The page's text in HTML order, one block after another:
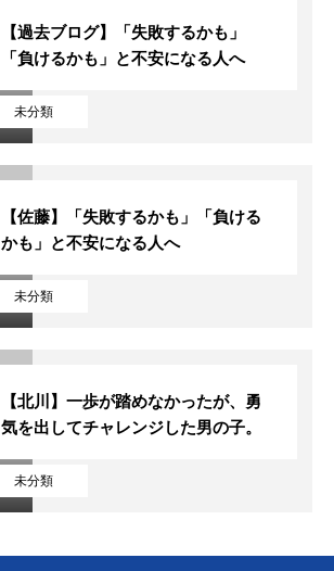
未分類
【過去ブログ】「失敗するかも」
「負けるかも」と不安になる人へ
未分類
【佐藤】「失敗するかも」「負ける
かも」と不安になる人へ
未分類
【北川】一歩が踏めなかったが、勇
気を出してチャレンジした男の子。